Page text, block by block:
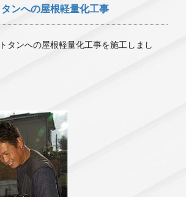
ンへの屋根軽量化工事
タンへの屋根軽量化工事を施工しまし